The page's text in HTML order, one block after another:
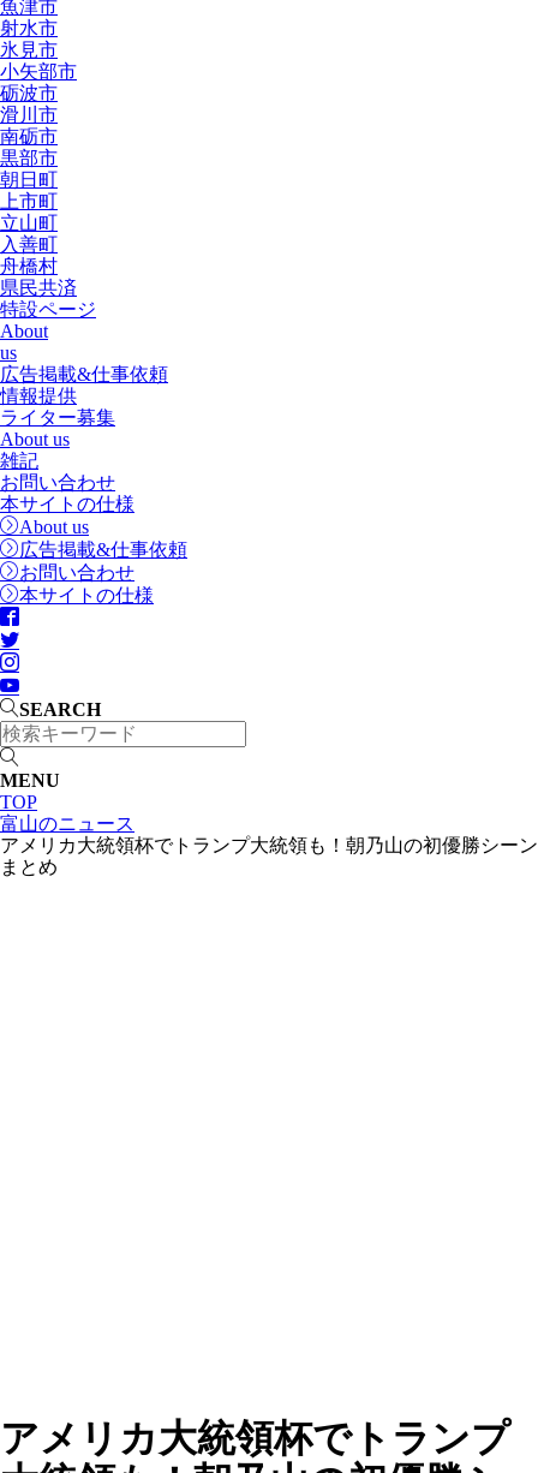
魚津市
射水市
氷見市
小矢部市
砺波市
滑川市
南砺市
黒部市
朝日町
上市町
立山町
入善町
舟橋村
県民共済
特設ページ
About
us
広告掲載&仕事依頼
情報提供
ライター募集
About us
雑記
お問い合わせ
本サイトの仕様
About us
広告掲載&仕事依頼
お問い合わせ
本サイトの仕様
SEARCH
MENU
TOP
富山のニュース
アメリカ大統領杯でトランプ大統領も！朝乃山の初優勝シーン
まとめ
アメリカ大統領杯でトランプ